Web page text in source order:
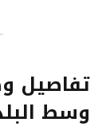
تفاصيل
وسط